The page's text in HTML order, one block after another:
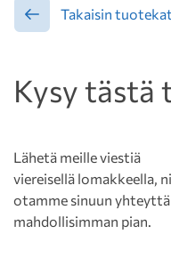
Takaisin
Kysy tästä
Lähetä meille viestiä
viereisellä lomakkeella,
otamme sinuun yhteyttä
mahdollisimman pian.